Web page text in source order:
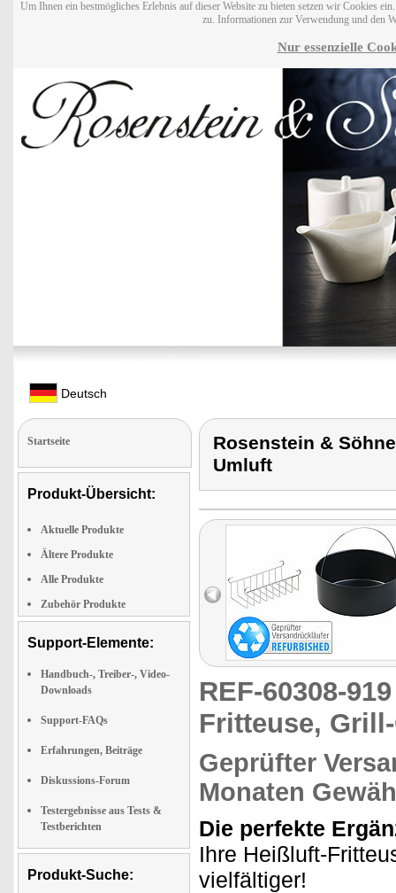
Um Ihnen ein bestmögliches Erlebnis auf dieser Website zu bieten setzen wir Cookies
zu. Informationen zur Verwendung und den
Nur essenzielle
Deutsch
Startseite
Produkt-Übersicht:
Aktuelle Produkte
Ältere Produkte
Alle Produkte
Zubehör Produkte
Support-Elemente:
Handbuch-, Treiber-, Video-
Downloads
Support-FAQs
Erfahrungen, Beiträge
Diskussions-Forum
Testergebnisse aus Tests &
Testberichten
Produkt-Suche:
Rosenstein &
Umluft
REF-60308-
Fritteuse,
Geprüfter
Monaten
Die perfekte
Ihre Heißluft-
vielfältiger!